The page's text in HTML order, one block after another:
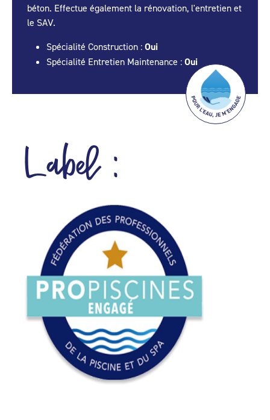
béton. Effectue également la rénovation, l'entretien et
le SAV.
Spécialité Construction : Oui
Spécialité Entretien Maintenance : Oui
Label :